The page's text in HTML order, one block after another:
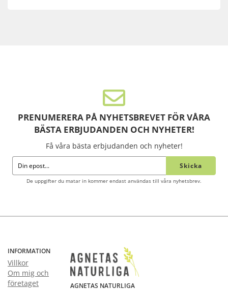
PRENUMERERA PÅ NYHETSBREVET FÖR VÅRA
BÄSTA ERBJUDANDEN OCH NYHETER!
Få våra bästa erbjudanden och nyheter!
Skicka
De uppgifter du matar in kommer endast användas till våra nyhetsbrev.
INFORMATION
Villkor
Om mig och
företaget
AGNETAS NATURLIGA